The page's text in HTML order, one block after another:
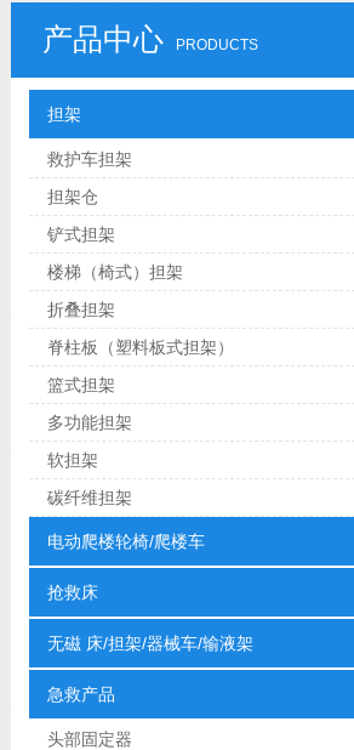
产品中心 PRODUCTS
担架
救护车担架
担架仓
铲式担架
楼梯（椅式）担架
折叠担架
脊柱板（塑料板式担架）
篮式担架
多功能担架
软担架
碳纤维担架
电动爬楼轮椅/爬楼车
抢救床
无磁 床/担架/器械车/输液架
急救产品
头部固定器